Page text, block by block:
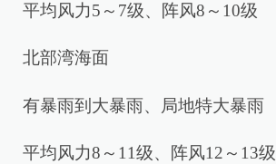
平均风力5～7级、阵风8～10级
北部湾海面
有暴雨到大暴雨、局地特大暴雨
平均风力8～11级、阵风12～13级